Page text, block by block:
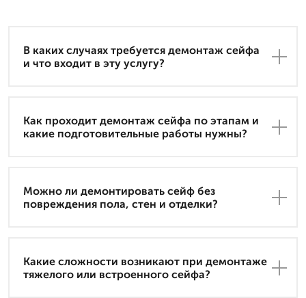
В каких случаях требуется демонтаж сейфа
и что входит в эту услугу?
Как проходит демонтаж сейфа по этапам и
какие подготовительные работы нужны?
Можно ли демонтировать сейф без
повреждения пола, стен и отделки?
Какие сложности возникают при демонтаже
тяжелого или встроенного сейфа?